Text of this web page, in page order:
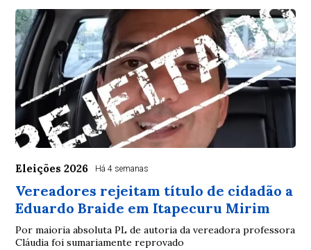
Eleições 2026 Há 4 semanas
Vereadores rejeitam título de cidadão a
Eduardo Braide em Itapecuru Mirim
Por maioria absoluta PL de autoria da vereadora professora
Cláudia foi sumariamente reprovado